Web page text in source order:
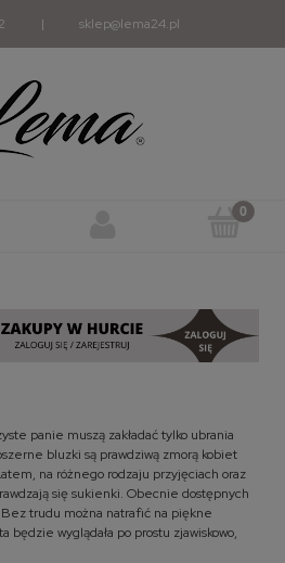
| sklep@lema24.pl
panie muszą zakładać tylko ubrania
bluzki są prawdziwą zmorą kobiet
na różnego rodzaju przyjęciach oraz
się sukienki. Obecnie dostępnych
trudu można natrafić na piękne
będzie wyglądała po prostu zjawiskowo,